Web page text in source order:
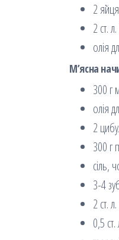
2 яйця
2 ст.
олія
М’ясна
300 г
олія
2
300 г
сіль,
3-4
2 ст.
0,5